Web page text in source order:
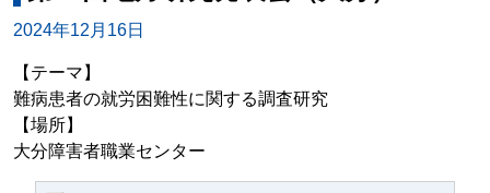
2024年12月16日
【テーマ】
難病患者の就労困難性に関する調査研究
【場所】
大分障害者職業センター